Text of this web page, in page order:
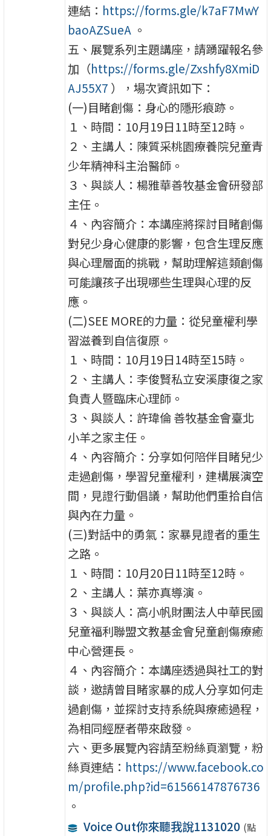
連結： https://forms.gle/k7aF7MwY
baoAZSueA 。
五、展覽系列主題講座，請踴躍報名參
加（https://forms.gle/Zxshfy8XmiD
AJ55X7 ），場次資訊如下：
(一)目睹創傷：身心的隱形痕跡。
１、時間：10月19日11時至12時。
２、主講人：陳質采桃園療養院兒童青
少年精神科主治醫師。
３、與談人：楊雅華善牧基金會研發部
主任。
４、內容簡介：本講座將探討目睹創傷
對兒少身心健康的影響，包含生理反應
與心理層面的挑戰，幫助理解這類創傷
可能讓孩子出現哪些生理與心理的反
應。
(二)SEE MORE的力量：從兒童權利學
習滋養到自信復原。
１、時間：10月19日14時至15時。
２、主講人：李俊賢私立安溪康復之家
負責人暨臨床心理師。
３、與談人：許瑋倫 善牧基金會臺北
小羊之家主任。
４、內容簡介：分享如何陪伴目睹兒少
走過創傷，學習兒童權利，建構展演空
間，見證行動倡議，幫助他們重拾自信
與內在力量。
(三)對話中的勇氣：家暴見證者的重生
之路。
１、時間：10月20日11時至12時。
２、主講人：葉亦真導演。
３、與談人：高小帆財團法人中華民國
兒童福利聯盟文教基金會兒童創傷療癒
中心營運長。
４、內容簡介：本講座透過與社工的對
談，邀請曾目睹家暴的成人分享如何走
過創傷，並探討支持系統與療癒過程，
為相同經歷者帶來啟發。
六、更多展覽內容請至粉絲頁瀏覽，粉
絲頁連結： https://www.facebook.co
m/profile.php?id=61566147876736
。
Voice Out你來聽我說1131020 (點